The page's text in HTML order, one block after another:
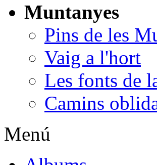
Muntanyes
Pins de les
Vaig a l'hort
Les fonts de
Camins
Menú